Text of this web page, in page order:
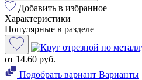
Добавить в избранное
Характеристики
Популярные в разделе
от 14.60 руб.
Подобрать вариант Варианты